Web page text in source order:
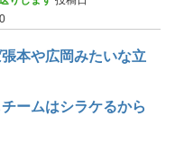
本や広岡みたいな立
ームはシラケるから